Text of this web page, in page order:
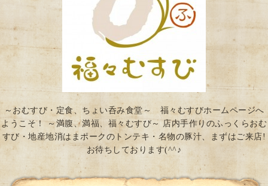
～おむすび・定食、ちょい呑み食堂～ 福々むすびホームページへ
ようこそ！ ～満腹、満福、福々むすび～ 店内手作りのふっくらおむ
すび・地産地消はまポークのトンテキ・名物の豚汁、まずはご来店!
お待ちしております(^^♪